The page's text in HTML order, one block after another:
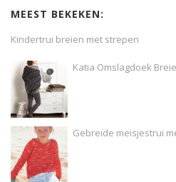
MEEST BEKEKEN:
Kindertrui breien met strepen
Katia Omslagdoek
Gebreide meisjestrui